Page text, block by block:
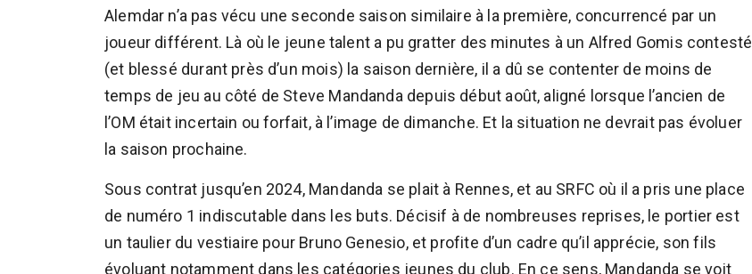
Alemdar n’a pas vécu une seconde saison similaire à la première, concurrencé par un
joueur différent. Là où le jeune talent a pu gratter des minutes à un Alfred Gomis contesté
(et blessé durant près d’un mois) la saison dernière, il a dû se contenter de moins de
temps de jeu au côté de Steve Mandanda depuis début août, aligné lorsque l’ancien de
l’OM était incertain ou forfait, à l’image de dimanche. Et la situation ne devrait pas évoluer
la saison prochaine.
Sous contrat jusqu’en 2024, Mandanda se plait à Rennes, et au SRFC où il a pris une place
de numéro 1 indiscutable dans les buts. Décisif à de nombreuses reprises, le portier est
un taulier du vestiaire pour Bruno Genesio, et profite d’un cadre qu’il apprécie, son fils
évoluant notamment dans les catégories jeunes du club. En ce sens, Mandanda se voit